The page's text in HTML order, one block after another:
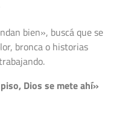
bien», buscá que se
bronca o historias
Dios se mete ahí»